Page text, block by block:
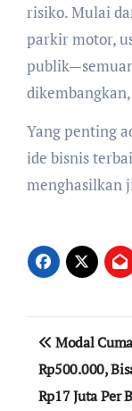
risiko. Mulai
parkir motor,
Yang penting
ide bisnis
menghasilkan
Navigasi
pos
Modal Cuma
Rp500.000,
Rp17 Juta Per